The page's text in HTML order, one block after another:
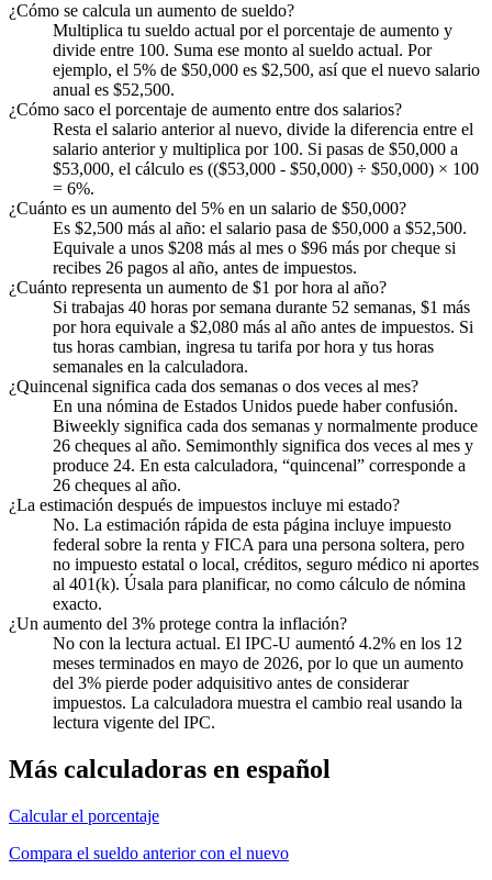
¿Cómo se calcula un aumento de sueldo?
Multiplica tu sueldo actual por el porcentaje de aumento y
divide entre 100. Suma ese monto al sueldo actual. Por
ejemplo, el 5% de $50,000 es $2,500, así que el nuevo salario
anual es $52,500.
¿Cómo saco el porcentaje de aumento entre dos salarios?
Resta el salario anterior al nuevo, divide la diferencia entre el
salario anterior y multiplica por 100. Si pasas de $50,000 a
$53,000, el cálculo es (($53,000 - $50,000) ÷ $50,000) × 100
= 6%.
¿Cuánto es un aumento del 5% en un salario de $50,000?
Es $2,500 más al año: el salario pasa de $50,000 a $52,500.
Equivale a unos $208 más al mes o $96 más por cheque si
recibes 26 pagos al año, antes de impuestos.
¿Cuánto representa un aumento de $1 por hora al año?
Si trabajas 40 horas por semana durante 52 semanas, $1 más
por hora equivale a $2,080 más al año antes de impuestos. Si
tus horas cambian, ingresa tu tarifa por hora y tus horas
semanales en la calculadora.
¿Quincenal significa cada dos semanas o dos veces al mes?
En una nómina de Estados Unidos puede haber confusión.
Biweekly significa cada dos semanas y normalmente produce
26 cheques al año. Semimonthly significa dos veces al mes y
produce 24. En esta calculadora, “quincenal” corresponde a
26 cheques al año.
¿La estimación después de impuestos incluye mi estado?
No. La estimación rápida de esta página incluye impuesto
federal sobre la renta y FICA para una persona soltera, pero
no impuesto estatal o local, créditos, seguro médico ni aportes
al 401(k). Úsala para planificar, no como cálculo de nómina
exacto.
¿Un aumento del 3% protege contra la inflación?
No con la lectura actual. El IPC-U aumentó 4.2% en los 12
meses terminados en mayo de 2026, por lo que un aumento
del 3% pierde poder adquisitivo antes de considerar
impuestos. La calculadora muestra el cambio real usando la
lectura vigente del IPC.
Más calculadoras en español
Calcular el porcentaje
Compara el sueldo anterior con el nuevo